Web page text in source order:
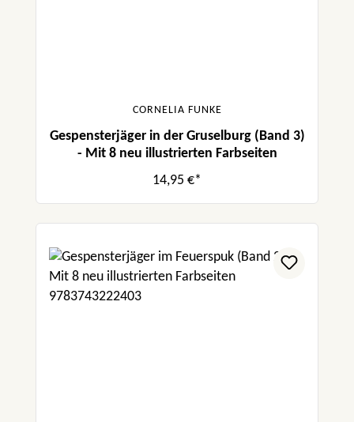
CORNELIA FUNKE
Gespensterjäger in der Gruselburg (Band 3)
- Mit 8 neu illustrierten Farbseiten
14,95 €*